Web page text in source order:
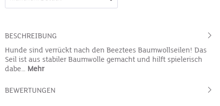
BESCHREIBUNG
Hunde sind verrückt nach den Beeztees Baumwollseilen! Das
Seil ist aus stabiler Baumwolle gemacht und hilft spielerisch
dabe… Mehr
BEWERTUNGEN